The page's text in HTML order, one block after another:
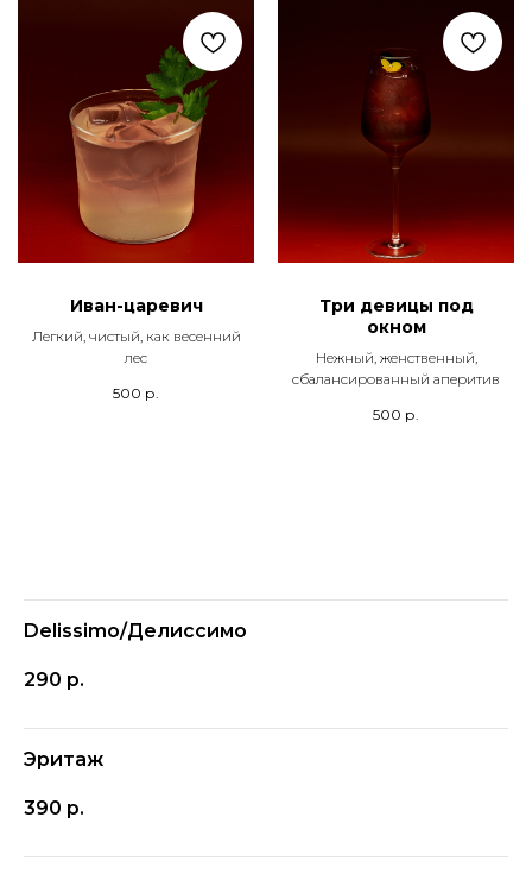
Иван-царевич
Легкий, чистый, как весенний
лес
500 р.
Три девицы под
окном
Нежный, женственный,
сбалансированный аперитив
500 р.
Delissimo/Делиссимо
290 р.
Эритаж
390 р.